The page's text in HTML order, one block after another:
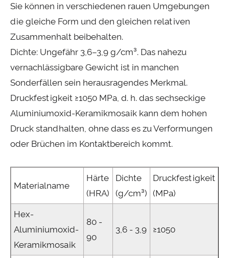
Sie können in verschiedenen rauen Umgebungen
die gleiche Form und den gleichen relativen
Zusammenhalt beibehalten.
Dichte: Ungefähr 3,6–3,9 g/cm³. Das nahezu
vernachlässigbare Gewicht ist in manchen
Sonderfällen sein herausragendes Merkmal.
Druckfestigkeit ≥1050 MPa, d. h. das sechseckige
Aluminiumoxid-Keramikmosaik kann dem hohen
Druck standhalten, ohne dass es zu Verformungen
oder Brüchen im Kontaktbereich kommt.
Materialname
Härte
(HRA)
Dichte
(g/cm³)
Druckfestigkeit
(MPa)
Hex-
Aluminiumoxid-
Keramikmosaik
80 -
90
3,6 - 3,9 ≥1050